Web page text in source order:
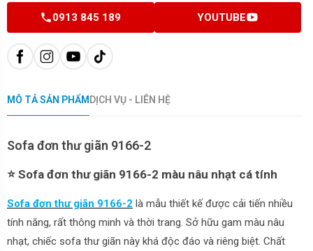
0913 845 189 YOUTUBE
MÔ TẢ SẢN PHẨM DỊCH VỤ - LIÊN HỆ
Sofa đơn thư giãn 9166-2
⭐ Sofa đơn thư giãn 9166-2 màu nâu nhạt cá tính
Sofa đơn thư giãn 9166-2 là mẫu thiết kế được cải tiến nhiều
tính năng, rất thông minh và thời trang. Sở hữu gam màu nâu
nhạt, chiếc sofa thư giãn này khá độc đáo và riêng biệt. Chất